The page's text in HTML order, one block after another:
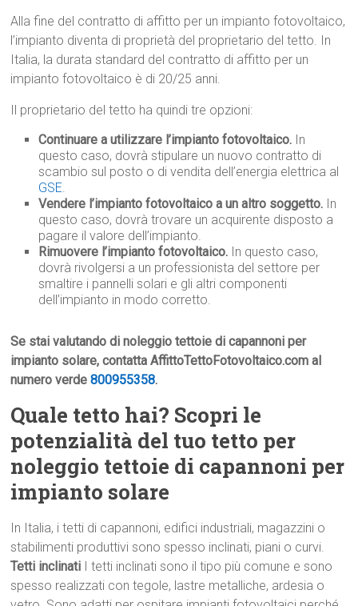
Alla fine del contratto di affitto per un impianto fotovoltaico,
l’impianto diventa di proprietà del proprietario del tetto. In
Italia, la durata standard del contratto di affitto per un
impianto fotovoltaico è di 20/25 anni.
Il proprietario del tetto ha quindi tre opzioni:
Continuare a utilizzare l’impianto fotovoltaico. In
questo caso, dovrà stipulare un nuovo contratto di
scambio sul posto o di vendita dell’energia elettrica al
GSE.
Vendere l’impianto fotovoltaico a un altro soggetto. In
questo caso, dovrà trovare un acquirente disposto a
pagare il valore dell’impianto.
Rimuovere l’impianto fotovoltaico. In questo caso,
dovrà rivolgersi a un professionista del settore per
smaltire i pannelli solari e gli altri componenti
dell’impianto in modo corretto.
Se stai valutando di noleggio tettoie di capannoni per
impianto solare, contatta AffittoTettoFotovoltaico.com al
numero verde800955358.
Quale tetto hai? Scopri le
potenzialità del tuo tetto per
noleggio tettoie di capannoni per
impianto solare
In Italia, i tetti di capannoni, edifici industriali, magazzini o
stabilimenti produttivi sono spesso inclinati, piani o curvi.
Tetti inclinati I tetti inclinati sono il tipo più comune e sono
spesso realizzati con tegole, lastre metalliche, ardesia o